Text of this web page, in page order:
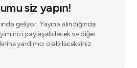
siz yapın!
geliyor. Yayına alındığında
paylaşabilecek ve diğer
yardımcı olabileceksiniz.